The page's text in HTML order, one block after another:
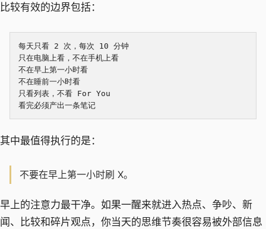
比较有效的边界包括：
每天只看 2 次，每次 10 分钟
只在电脑上看，不在手机上看
不在早上第一小时看
不在睡前一小时看
只看列表，不看 For You
看完必须产出一条笔记
其中最值得执行的是：
不要在早上第一小时刷 X。
早上的注意力最干净。如果一醒来就进入热点、争吵、新
闻、比较和碎片观点，你当天的思维节奏很容易被外部信息